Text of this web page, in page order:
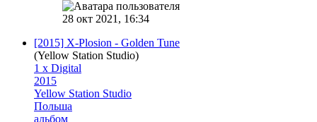
28 окт 2021, 16:34
[2015] X-Plosion - Golden Tune
(Yellow Station Studio)
1 x Digital
2015
Yellow Station Studio
Польша
альбом